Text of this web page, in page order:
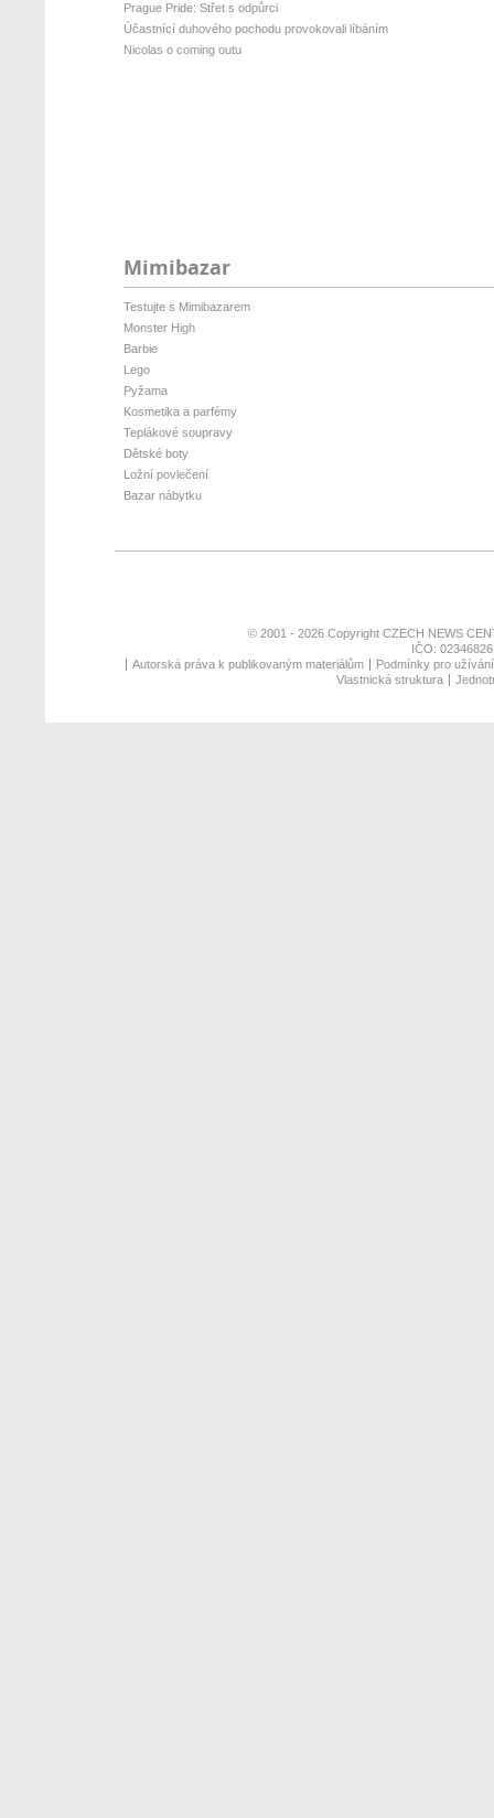
Prague Pride: Střet s odpůrci
Účastnící duhového pochodu provokovali líbáním
Nicolas o coming outu
Mimibazar
Testujte s Mimibazarem
Monster High
Barbie
Lego
Pyžama
Kosmetika a parfémy
Teplákové soupravy
Dětské boty
Ložní povlečení
Bazar nábytku
© 2001 - 2026 Copyright CZECH NEWS
IČO:
Autorská práva k publikovaným materiálům
Podmínky pro
Vlastnická struktura